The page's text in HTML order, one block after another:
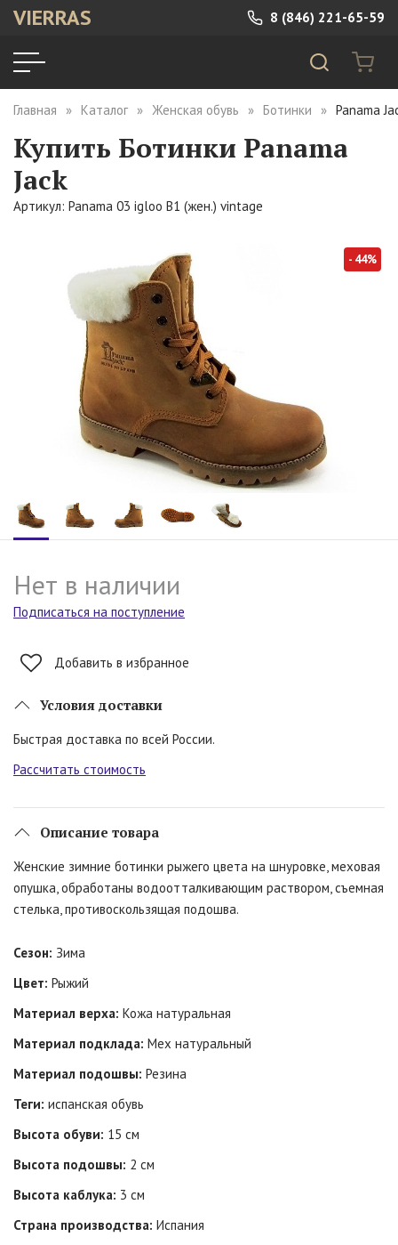
VIERRAS 8 (846) 221-65-59
Главная Каталог Женская обувь Ботинки Panama
Купить Ботинки Panama
Jack
Артикул: Panama 03 igloo B1 (жен.) vintage
- 44%
Нет в наличии
Подписаться на поступление
Добавить в избранное
Условия доставки
Быстрая доставка по всей России.
Рассчитать стоимость
Описание товара
Женские зимние ботинки рыжего цвета на шнуровке, меховая
опушка, обработаны водоотталкивающим раствором, съемная
стелька, противоскользящая подошва.
Сезон: Зима
Цвет: Рыжий
Материал верха: Кожа натуральная
Материал подклада: Мех натуральный
Материал подошвы: Резина
Теги: испанская обувь
Высота обуви: 15 см
Высота подошвы: 2 см
Высота каблука: 3 см
Страна производства: Испания